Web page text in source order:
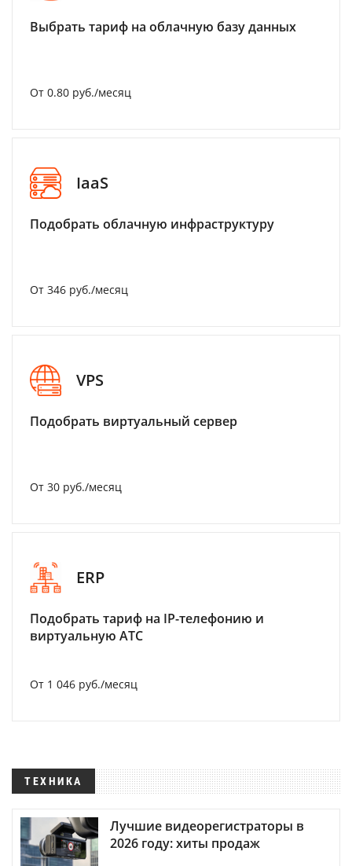
Выбрать тариф на облачную базу данных
От 0.80 руб./месяц
IaaS
Подобрать облачную инфраструктуру
От 346 руб./месяц
VPS
Подобрать виртуальный сервер
От 30 руб./месяц
ERP
Подобрать тариф на IP-телефонию и
виртуальную АТС
От 1 046 руб./месяц
ТЕХНИКА
Лучшие видеорегистраторы в
2026 году: хиты продаж